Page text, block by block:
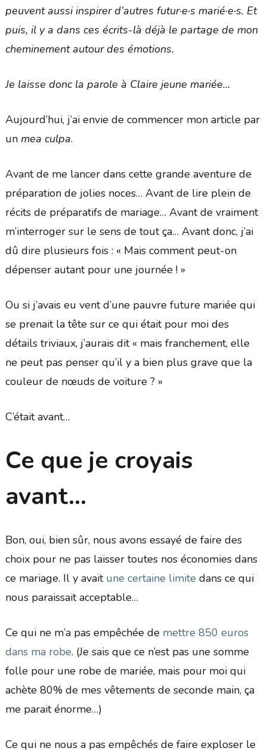
peuvent aussi inspirer d’autres futur·e·s marié·e·s. Et
puis, il y a dans ces écrits-là déjà le partage de mon
cheminement autour des émotions.
Je laisse donc la parole à Claire jeune mariée…
Aujourd’hui, j’ai envie de commencer mon article par
un mea culpa.
Avant de me lancer dans cette grande aventure de
préparation de jolies noces… Avant de lire plein de
récits de préparatifs de mariage… Avant de vraiment
m’interroger sur le sens de tout ça… Avant donc, j’ai
dû dire plusieurs fois : « Mais comment peut-on
dépenser autant pour une journée ! »
Ou si j’avais eu vent d’une pauvre future mariée qui
se prenait la tête sur ce qui était pour moi des
détails triviaux, j’aurais dit « mais franchement, elle
ne peut pas penser qu’il y a bien plus grave que la
couleur de nœuds de voiture ? »
C’était avant…
Ce que je croyais
avant…
Bon, oui, bien sûr, nous avons essayé de faire des
choix pour ne pas laisser toutes nos économies dans
ce mariage. Il y avait une certaine limite dans ce qui
nous paraissait acceptable…
Ce qui ne m’a pas empêchée de mettre 850 euros
dans ma robe. (Je sais que ce n’est pas une somme
folle pour une robe de mariée, mais pour moi qui
achète 80% de mes vêtements de seconde main, ça
me parait énorme…)
Ce qui ne nous a pas empêchés de faire exploser le